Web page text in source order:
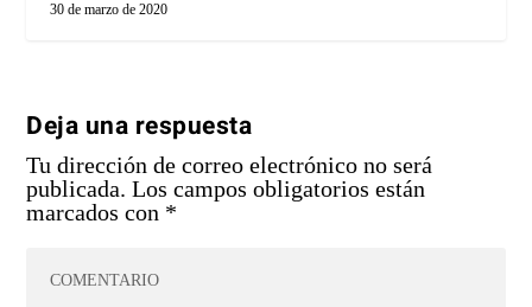
30 de marzo de 2020
Deja una respuesta
Tu dirección de correo electrónico no será
publicada. Los campos obligatorios están
marcados con *